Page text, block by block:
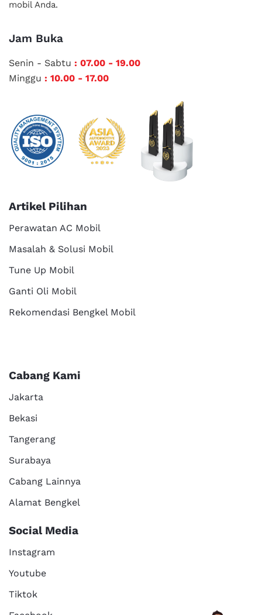
mobil Anda.
Jam Buka
Senin - Sabtu : 07.00 - 19.00
Minggu : 10.00 - 17.00
Artikel Pilihan
Perawatan AC Mobil
Masalah & Solusi Mobil
Tune Up Mobil
Ganti Oli Mobil
Rekomendasi Bengkel Mobil
Cabang Kami
Jakarta
Bekasi
Tangerang
Surabaya
Cabang Lainnya
Alamat Bengkel
Social Media
Instagram
Youtube
Tiktok